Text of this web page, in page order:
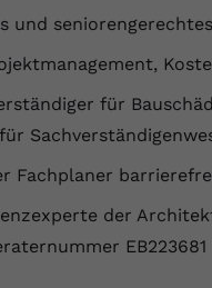
und
für
Fachplaner
der
EB223681
Videopräferenzen des
Videos verwendet.
yt.innertube::requests
youtube.com
Session